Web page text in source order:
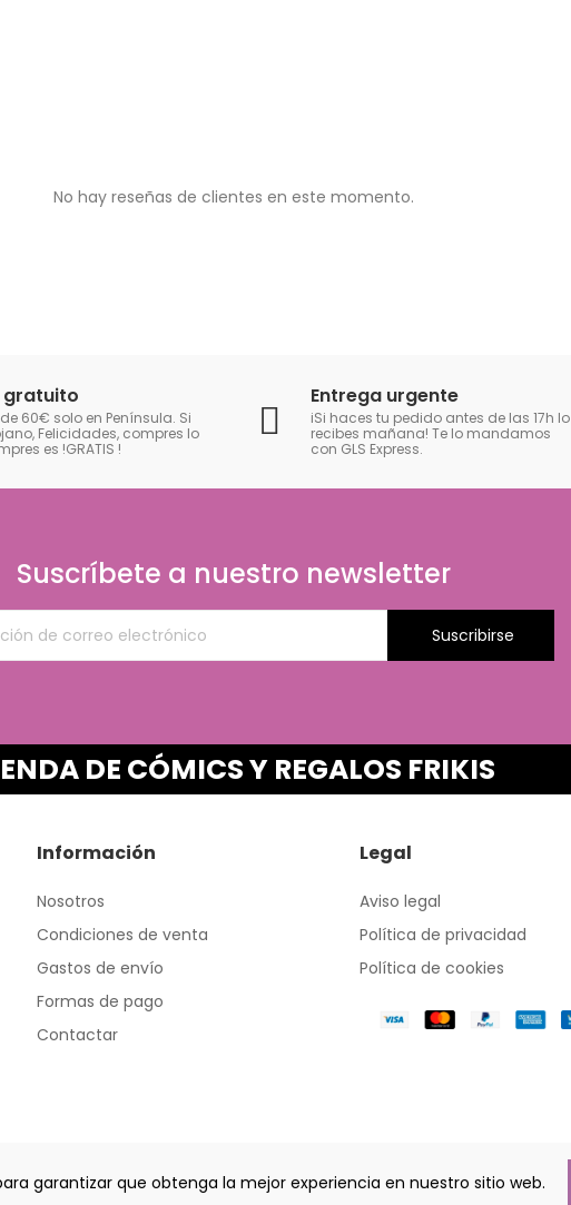
No hay reseñas de clientes en este momento.
gratuito
60€ solo en Península. Si
Felicidades, compres lo
es !GRATIS !
Entrega urgente
iSi haces tu pedido antes de las 17h lo
recibes mañana! Te lo mandamos
con GLS Express.
Suscríbete a nuestro newsletter
Suscribirse
DE CÓMICS Y REGALOS FRIKIS
Información
Nosotros
Condiciones de venta
Gastos de envío
Formas de pago
Contactar
Legal
Aviso legal
Política de privacidad
Política de cookies
garantizar que obtenga la mejor experiencia en nuestro sitio web.